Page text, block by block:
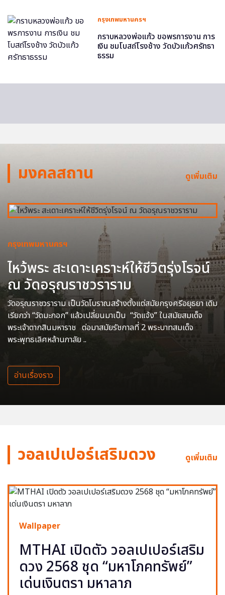
กรุงเทพมหานครฯ
กราบหลวงพ่อแก้ว ขอพรการงาน การ
เงิน ชมโบสถ์โรงช้าง วัดบัวแก้วศรัทธา
ธรรม
มงคลสถาน ดูเพิ่มเติม
กรุงเทพมหานครฯ
ไหว้พระ สะเดาะเคราะห์ให้ชีวิตรุ่งโรจน์
ณ วัดอรุณราชวราราม
วัดอรุณราชวราราม เป็นวัดโบราณสร้างตั้งแต่สมัยกรุงศรีอยุธยา เดิม
เรียกว่า “วัดมะกอก” แล้วเปลี่ยนมาเป็น “วัดแจ้ง” ในสมัยสมเด็จ
พระเจ้าตากสินมหาราช ต่อมาสมัยรัชกาลที่ 2 พระบาทสมเด็จ
พระพุทธเลิศหล้านภาลัย ..
อ่านเรื่องราว
วอลเปเปอร์เสริมดวง ดูเพิ่มเติม
Wallpaper
MTHAI เปิดตัว วอลเปเปอร์เสริม
ดวง 2568 ชุด “มหาโภคทรัพย์”
เด่นเงินตรา มหาลาภ